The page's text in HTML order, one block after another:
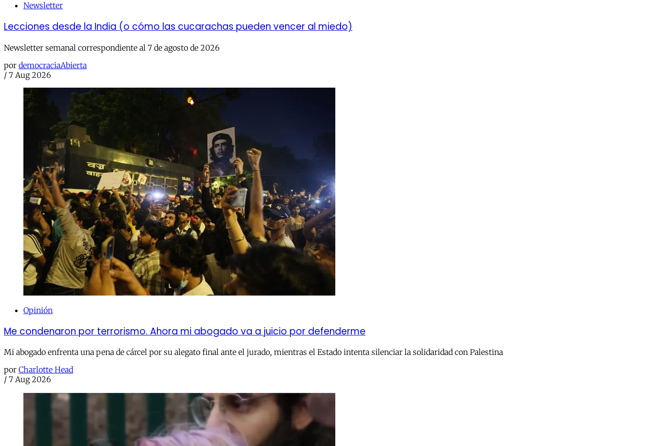
Newsletter
Lecciones desde la India (o cómo las cucarachas pueden vencer al miedo)
Newsletter semanal correspondiente al 7 de agosto de 2026
por democraciaAbierta
/ 7 Aug 2026
Opinión
Me condenaron por terrorismo. Ahora mi abogado va a juicio por defenderme
Mi abogado enfrenta una pena de cárcel por su alegato final ante el jurado, mientras el Estado intenta silenciar la solidaridad con Palestina
por Charlotte Head
/ 7 Aug 2026